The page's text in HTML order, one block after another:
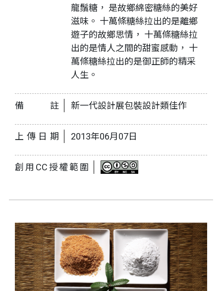
龍鬚糖， 是故鄉綿密糖絲的美好
滋味。 十萬條糖絲拉出的是離鄉
遊子的故鄉思情， 十萬條糖絲拉
出的是情人之間的甜蜜感動， 十
萬條糖絲拉出的是御正師的精采
人生。
備註 新一代設計展包裝設計類佳作
上傳日期 2013年06月07日
創用CC授權範圍